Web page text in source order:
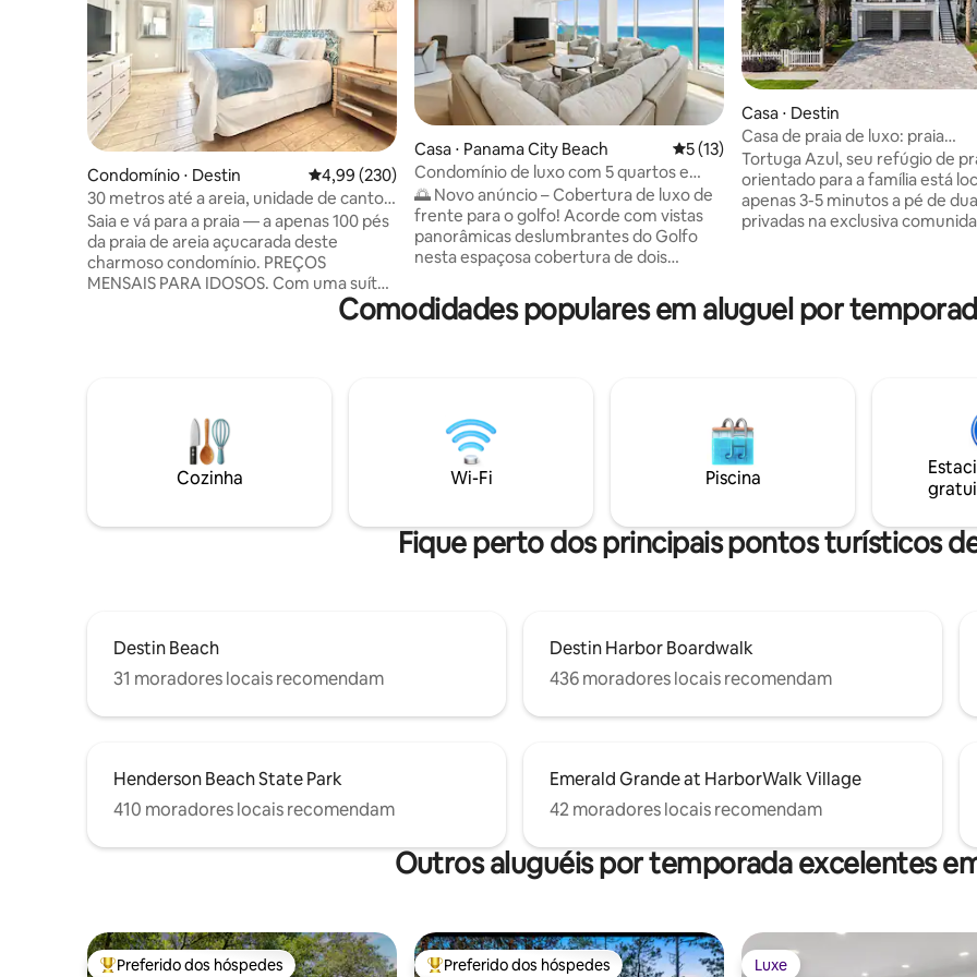
Condomínio ⋅ Destin 4,99 de uma avaliação média de 5, 230 avaliações
4,99 (230)
30 metros até a areia, unidade de canto,
banheira de hidromassagem, vista para o
jardim
Saia e vá para a praia — a apenas 100 pés
da praia de areia açucarada deste
charmoso condomínio. PREÇOS
MENSAIS PARA IDOSOS. Com uma suíte
master com cama king size e banheiro
privativo, um segundo quarto com cama
totalmente abastecida inclui Keurig com
cápsulas. 3 TVs. Pátio privativo. A poucos
passos da piscina e da banheira de
hidromassagem. Wi-Fi, máquina de
iniciação. Passeie até restaurantes e
Casa ⋅ Panama City Beach 5 de uma avaliação média de 5, 13
5 (13)
Condomínio de luxo com 5 quartos e
vista para o golfo na Praia da Cidade do
Panamá
🌅 Novo anúncio – Cobertura de luxo de
frente para o golfo! Acorde com vistas
panorâmicas deslumbrantes do Golfo
nesta espaçosa cobertura de dois
Panama City Beach. Com mais de 250 m²,
ela foi projetada para famílias e grupos
equipada e da tranquila suíte principal.
Localizado em Laketown Wharf,
desfrute de piscinas em estilo resort,
restaurantes no local e acesso à praia a
litorâneo perfeito.
Casa ⋅ Destin
Casa de praia de luxo: praia
privativa/piscina aquecida
Tortuga Azul, seu refúgio de
orientado para a família está
apenas 3-5 minutos a pé de
privadas na exclusiva
banheiros é perfeita para
grupos, oferecendo: Piscina aquecida✅
piscinas comunitárias, quadras
muito mais ✅ Cozinha
churrasqueira ao ar livre e
aconchegantes
Comodidades populares em aluguel por
Cozinha Wi-Fi Piscina
Fique perto dos principais pontos turísticos
Destin Beach
31 moradores locais recomendam
Destin Harbor Boardwalk
436 moradores locais recomendam
Henderson Beach State Park
410 moradores locais recomendam
Emerald Grande at HarborWalk Village
42 moradores locais recomendam
Outros aluguéis por temporada excelentes
Preferido dos hóspedes Preferido dos hóspedes Luxe